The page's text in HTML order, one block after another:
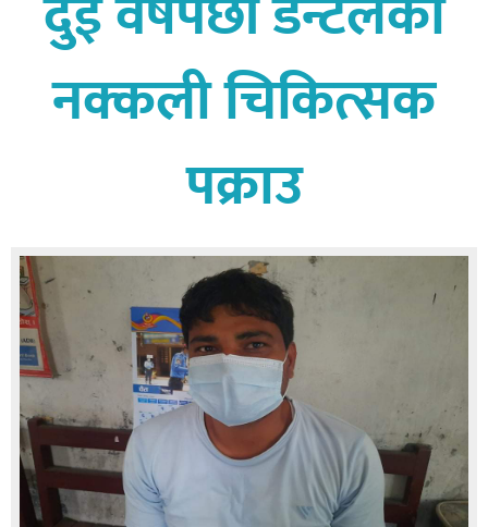
बागमती
कर्णाली
सुदूरपश्चिम
प्रमुख
समाचार
राष्ट्रिय
अन्तराष्ट्रिय
अन्तरबार्ता
अर्थ
खेलकुद
नक्कली चिकित्सक
पक्राउ